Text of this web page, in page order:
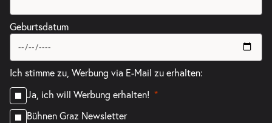
Geburtsdatum
Ich stimme zu, Werbung via E-Mail zu erhalten:
Ja, ich will Werbung erhalten!
Bühnen Graz Newsletter